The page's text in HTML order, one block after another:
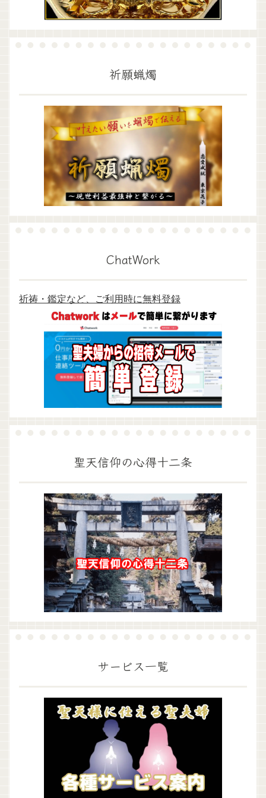
祈願蝋燭
ChatWork
祈祷・鑑定など、ご利用時に無料登録
聖天信仰の心得十二条
サービス一覧